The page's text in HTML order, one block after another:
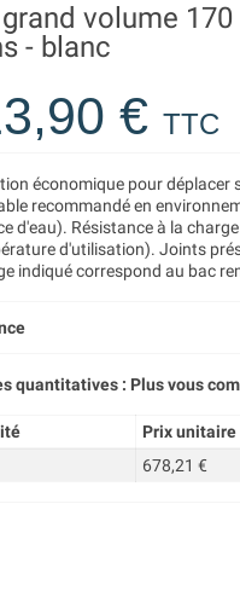
volume
- blanc
€TTC
économique pour déplacer
recommandé en
d'eau). Résistance à la
d'utilisation). Joints
indiqué correspond au bac
quantitatives : Plus vous
Prix unitaire
678,21 €